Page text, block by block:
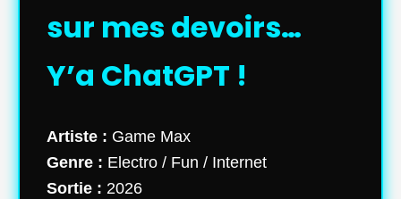
sur mes devoirs…
Y’a ChatGPT !
Artiste : Game Max
Genre : Electro / Fun / Internet
Sortie : 2026